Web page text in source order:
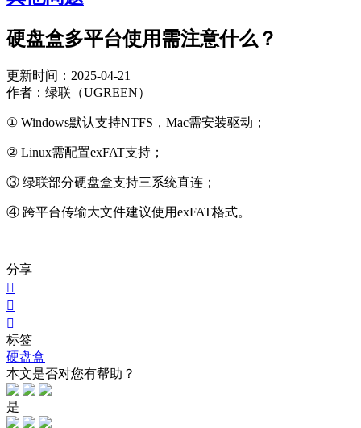
硬盘盒多平台使用需注意什么？
更新时间：2025-04-21
作者：绿联（UGREEN）
① Windows默认支持NTFS，Mac需安装驱动；
② Linux需配置exFAT支持；
③ 绿联部分硬盘盒支持三系统直连；
④ 跨平台传输大文件建议使用exFAT格式。
分享



标签
硬盘盒
本文是否对您有帮助？
是